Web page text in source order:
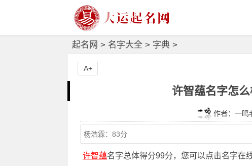
起名网 > 名字大全 > 字典 >
许智蕴名字怎
作者：一鸣
许智蕴名字总体得分99分，您可以点击名字在
A+